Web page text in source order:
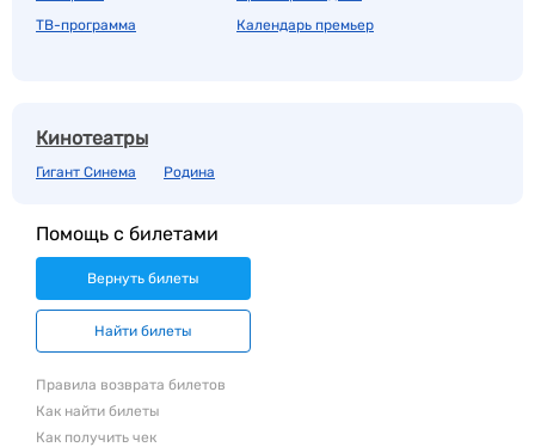
ТВ-программа
Календарь премьер
Кинотеатры
Гигант Синема Родина
Помощь с билетами
Вернуть билеты
Найти билеты
Правила возврата билетов
Как найти билеты
Как получить чек